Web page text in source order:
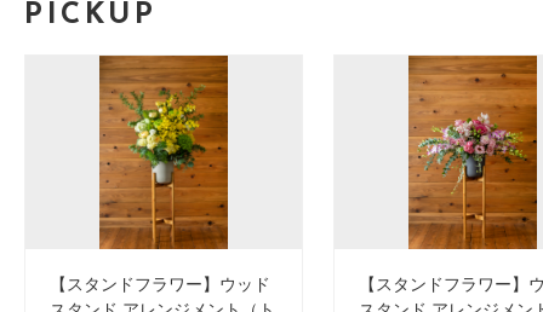
PICKUP
【スタンドフラワー】ウッド
【スタンドフラワー】